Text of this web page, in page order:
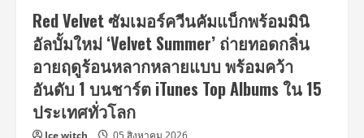
ใหญ่
ใน
ไทย
“BOYNEXTDOOR
TOUR
‘KNOCK
ON
Vol.2’
IN
BANGKOK”
ปัก
Red Velvet ซัมเมอร์ควีนคัมแบ็กพร้อมมินิ
อัลบั้มใหม่ ‘Velvet Summer’ ถ่ายทอดกลิ่น
อายฤดูร้อนหลากหลายแบบ พร้อมคว้า
อันดับ 1 บนชาร์ต iTunes Top Albums ใน 15
ประเทศทั่วโลก
Ice witch 05 สิงหาคม 2026